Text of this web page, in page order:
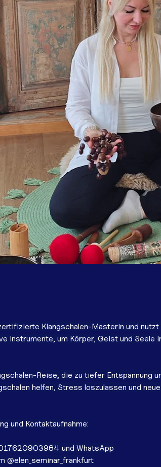
Klangschalen-Masterin und
Instrumente, um Körper, Geist und Seele
Reise, die zu tiefer Entspannung
helfen, Stress loszulassen und
und Kontaktaufnahme:
und WhatsApp
@elen_seminar_frankfurt